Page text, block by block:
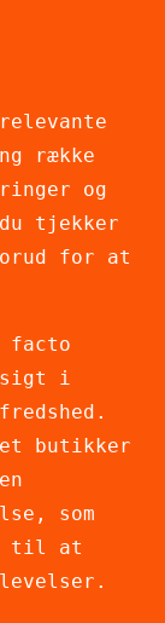
række
og
tjekker
for at
facto
i
butikker
som
til at